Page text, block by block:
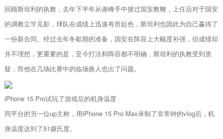
回顾斯坦利的执教，去年下半年从谢峰手中接过国安教鞭，上任后对于国安
的调教立竿见影，球队在成绩上迅速有所起色，斯坦利也因此为自己赢得了
一份新合同。经过去年冬歇期的准备，国安在阵容上大幅度补强，但成绩却
并不理想，更重要的是，至今打法和阵容都不明确，斯坦利的执教受到质
疑，而他在几场比赛中的临场换人也出了问题。
iPhone 15 Pro试玩了游戏后的机身温度
同平台的另一位up主称，用iPhone 15 Pro Max录制了非常钟的vlog后，机
身温度达到了51摄氏度。